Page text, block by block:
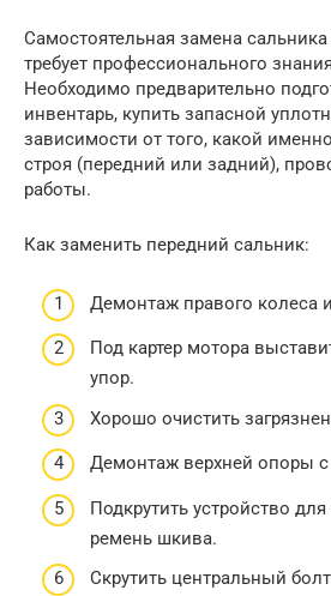
Самостоятельная замена
требует профессионального
Необходимо предварительно
инвентарь, купить запасной
зависимости от того, какой
строя (передний или задний),
работы.
Как заменить передний сальник:
Демонтаж правого колеса
Под картер мотора
упор.
Хорошо очистить
Демонтаж верхней опоры
Подкрутить устройство
ремень шкива.
Скрутить центральный